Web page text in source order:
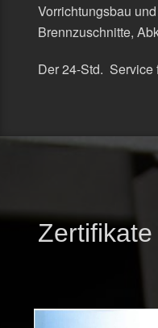
Vorrichtungsbau
Brennzuschnitte,
Der 24-Std. Service
Zertifikate